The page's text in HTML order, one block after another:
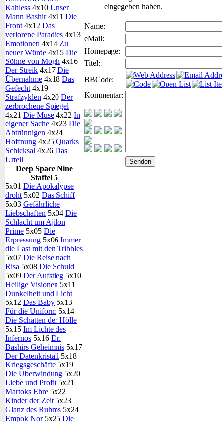
Kahless 4x10 Unser
Mann Bashir4x11 Die
Front 4x12 Das
verlorene Paradies 4x13
Emotionen 4x14 Zu
neuer Würde 4x15 Die
Söhne von Mogh 4x16
Der Streik 4x17 Die
Übernahme 4x18 Das
Gefecht 4x19
Strafzyklen 4x20 Der
zerbrochene Spiegel
4x21 Die Muse 4x22 In
eigener Sache 4x23 Die
Abtrünnigen 4x24
Hoffnung 4x25 Quarks
Schicksal 4x26 Das
Urteil
Deep Space Nine
Staffel 5
5x01 Die Apokalypse
droht 5x02 Das Schiff
5x03 Gefährliche
Liebschaften 5x04 Die
Schlacht um Ajilon
Prime 5x05 Die
Erpressung 5x06 Immer
die Last mit den Tribbles
5x07 Die Reise nach
Risa 5x08 Die Schuld
5x09 Der Aufstieg 5x10
Heilige Visionen 5x11
Dunkelheit und Licht
5x12 Das Baby 5x13
Für die Uniform 5x14
Die Schatten der Hölle
5x15 Im Lichte des
Infernos 5x16 Dr.
Bashirs Geheimnis 5x17
Der Datenkristall 5x18
Kriegsgeschäfte 5x19
Die Überwindung 5x20
Liebe und Profit 5x21
Martoks Ehre 5x22
Kinder der Zeit 5x23
Glanz des Ruhms 5x24
Empok Nor5x25 Die
eingegeben haben.
Name:
eMail:
Homepage:
Titel:
BBCode:
Kommentar: